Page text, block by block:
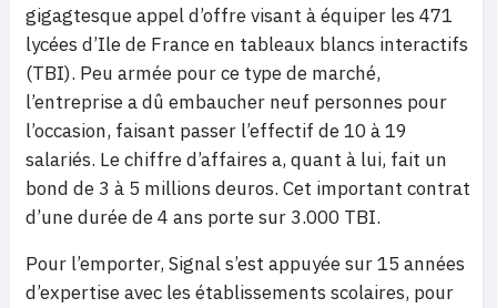
gigagtesque appel d’offre visant à équiper les 471
lycées d’Ile de France en tableaux blancs interactifs
(TBI). Peu armée pour ce type de marché,
l’entreprise a dû embaucher neuf personnes pour
l’occasion, faisant passer l’effectif de 10 à 19
salariés. Le chiffre d’affaires a, quant à lui, fait un
bond de 3 à 5 millions deuros. Cet important contrat
d’une durée de 4 ans porte sur 3.000 TBI.
Pour l’emporter, Signal s’est appuyée sur 15 années
d’expertise avec les établissements scolaires, pour